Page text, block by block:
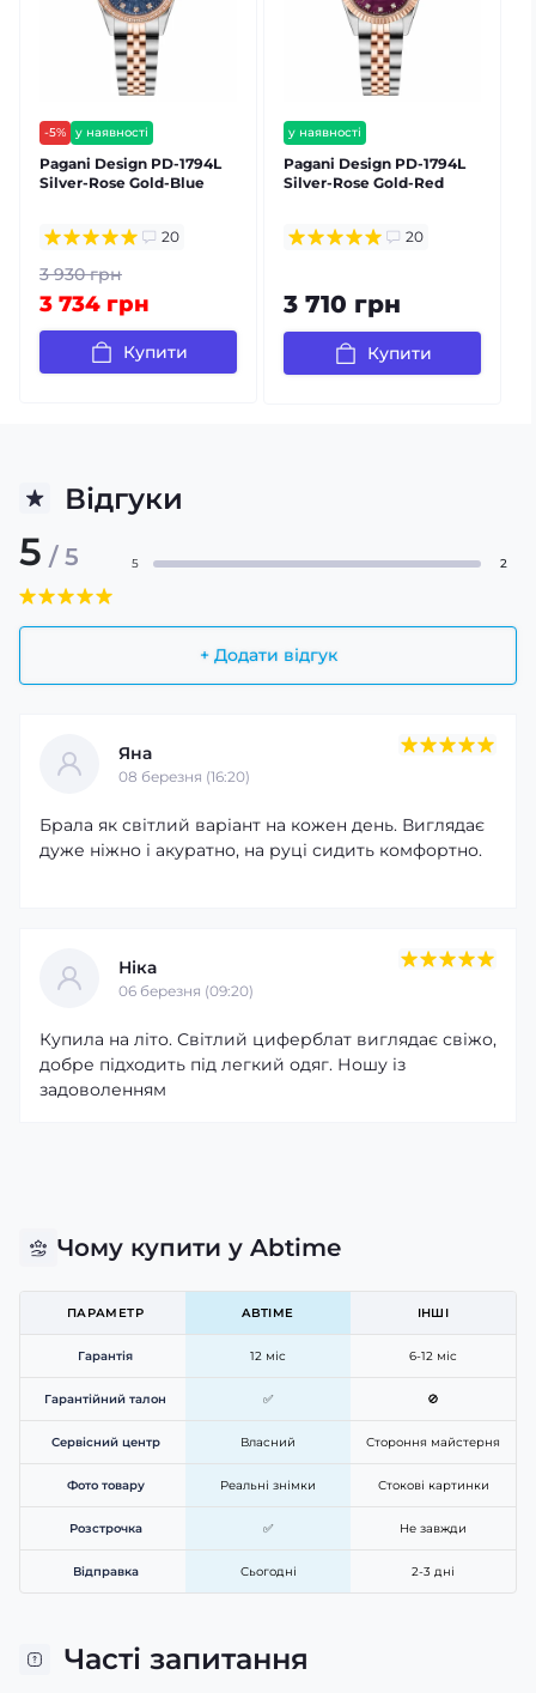
-5%
у наявності
безкоштовна доставка
гарантія 12 міс
Pagani Design PD-1794L
Silver-Rose Gold-Blue
20
3 930 грн
3 734 грн
Купити
у наявності
безкоштовна доставка
гарантія 12 міс
Pagani Design PD-1794L
Silver-Rose Gold-Red
20
3 710 грн
Купити
Відгуки
5 / 5
+ Додати відгук
5 2
Яна
08 березня (16:20)
Брала як світлий варіант на кожен день. Виглядає
дуже ніжно і акуратно, на руці сидить комфортно.
Ніка
06 березня (09:20)
Купила на літо. Світлий циферблат виглядає свіжо,
добре підходить під легкий одяг. Ношу із
задоволенням
Чому купити у Abtime
ПАРАМЕТР ABTIME ІНШІ
Гарантія 12 міс 6-12 міс
Гарантійний талон ✅ 🚫
Сервісний центр Власний Стороння майстерня
Фото товару Реальні знімки Стокові картинки
Розстрочка ✅ Не завжди
Відправка Сьогодні 2-3 дні
Часті запитання